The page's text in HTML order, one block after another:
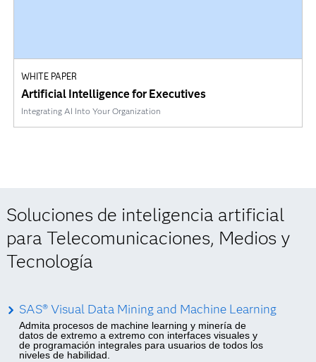
WHITE PAPER
Artificial Intelligence for Executives
Integrating AI Into Your Organization
Soluciones de inteligencia artificial
para Telecomunicaciones, Medios y
Tecnología
SAS® Visual Data Mining and Machine Learning
Admita procesos de machine learning y minería de
datos de extremo a extremo con interfaces visuales y
de programación integrales para usuarios de todos los
niveles de habilidad.